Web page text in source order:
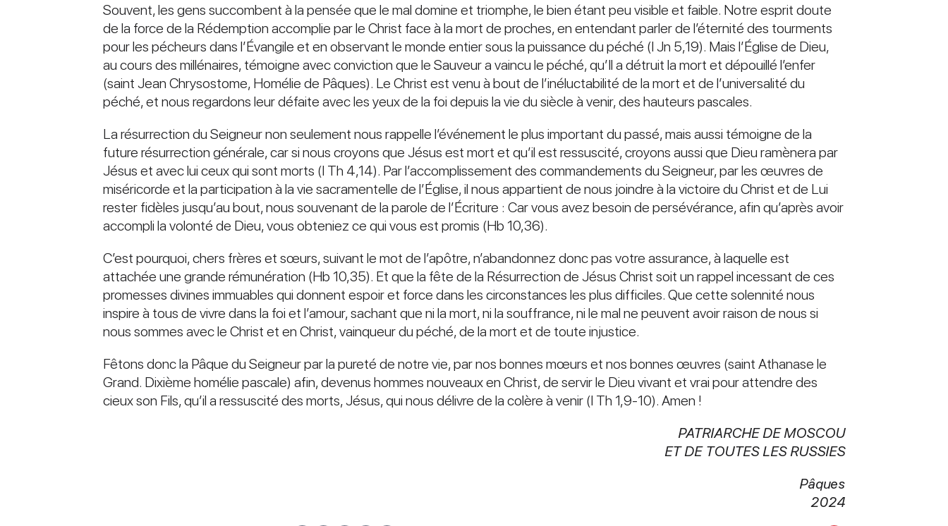
Souvent, les gens succombent à la pensée que le mal domine et triomphe, le bien étant peu visible et faible. Notre esprit doute
de la force de la Rédemption accomplie par le Christ face à la mort de proches, en entendant parler de l’éternité des tourments
pour les pécheurs dans l’Évangile et en observant le monde entier sous la puissance du péché (I Jn 5,19). Mais l’Église de Dieu,
au cours des millénaires, témoigne avec conviction que le Sauveur a vaincu le péché, qu’Il a détruit la mort et dépouillé l’enfer
(saint Jean Chrysostome, Homélie de Pâques). Le Christ est venu à bout de l’inéluctabilité de la mort et de l’universalité du
péché, et nous regardons leur défaite avec les yeux de la foi depuis la vie du siècle à venir, des hauteurs pascales.
La résurrection du Seigneur non seulement nous rappelle l’événement le plus important du passé, mais aussi témoigne de la
future résurrection générale, car si nous croyons que Jésus est mort et qu’il est ressuscité, croyons aussi que Dieu ramènera par
Jésus et avec lui ceux qui sont morts (I Th 4,14). Par l’accomplissement des commandements du Seigneur, par les œuvres de
miséricorde et la participation à la vie sacramentelle de l’Église, il nous appartient de nous joindre à la victoire du Christ et de Lui
rester fidèles jusqu’au bout, nous souvenant de la parole de l’Écriture : Car vous avez besoin de persévérance, afin qu’après avoir
accompli la volonté de Dieu, vous obteniez ce qui vous est promis (Hb 10,36).
C’est pourquoi, chers frères et sœurs, suivant le mot de l’apôtre, n’abandonnez donc pas votre assurance, à laquelle est
attachée une grande rémunération (Hb 10,35). Et que la fête de la Résurrection de Jésus Christ soit un rappel incessant de ces
promesses divines immuables qui donnent espoir et force dans les circonstances les plus difficiles. Que cette solennité nous
inspire à tous de vivre dans la foi et l’amour, sachant que ni la mort, ni la souffrance, ni le mal ne peuvent avoir raison de nous si
nous sommes avec le Christ et en Christ, vainqueur du péché, de la mort et de toute injustice.
Fêtons donc la Pâque du Seigneur par la pureté de notre vie, par nos bonnes mœurs et nos bonnes œuvres (saint Athanase le
Grand. Dixième homélie pascale) afin, devenus hommes nouveaux en Christ, de servir le Dieu vivant et vrai pour attendre des
cieux son Fils, qu’il a ressuscité des morts, Jésus, qui nous délivre de la colère à venir (I Th 1,9-10). Amen !
PATRIARCHE DE MOSCOU
ET DE TOUTES LES RUSSIES
Pâques
2024